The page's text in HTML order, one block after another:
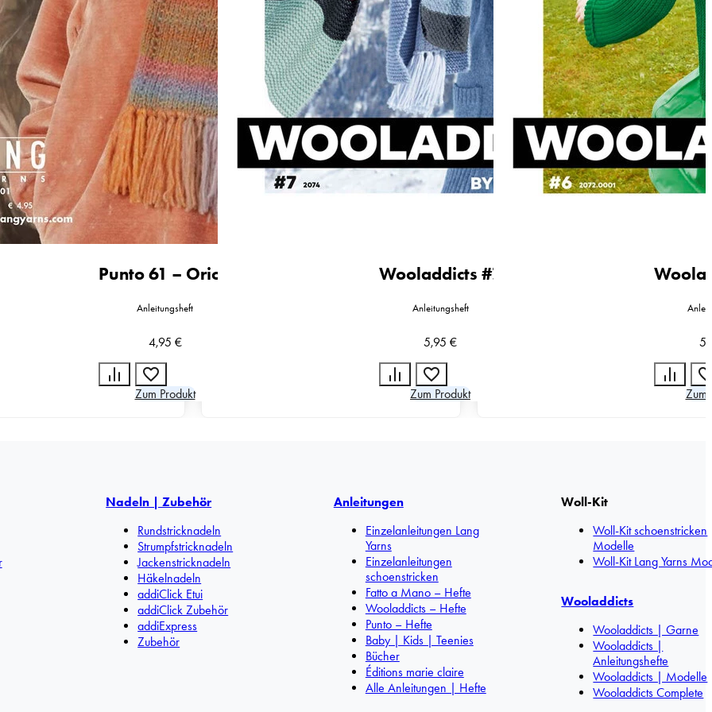
Punto 61 – Orion
Anleitungsheft
4,95 €
Zum Produkt
Wooladdicts #7
Anleitungsheft
5,95 €
Zum Produkt Zum
Nadeln | Zubehör
Rundstricknadeln
Strumpfstricknadeln
Jackenstricknadeln
Häkelnadeln
addiClick Etui
addiClick Zubehör
addiExpress
Zubehör
Anleitungen
Einzelanleitungen Lang
Yarns
Einzelanleitungen
schoenstricken
Fatto a Mano – Hefte
Wooladdicts – Hefte
Punto – Hefte
Baby | Kids | Teenies
Bücher
Éditions marie claire
Alle Anleitungen | Hefte
Woll-Kit
Woll-Kit schoenstricken
Modelle
Woll-Kit Lang Yarns
Wooladdicts
Wooladdicts | Garne
Wooladdicts |
Anleitungshefte
Wooladdicts | Modelle
Wooladdicts Complete